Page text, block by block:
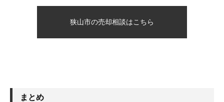
狭山市の売却相談はこちら
まとめ